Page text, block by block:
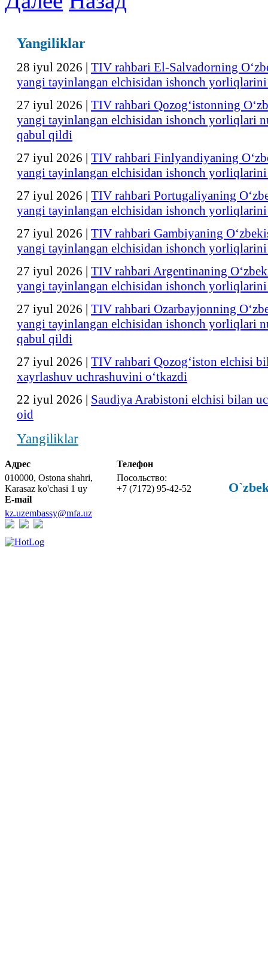
Yangiliklar
28 iyul 2026 | TIV rahbari El-Salvadorning
yangi tayinlangan elchisidan ishonch
27 iyul 2026 | TIV rahbari Qozogʻistonning
yangi tayinlangan elchisidan ishonch yorliqlari
qabul qildi
27 iyul 2026 | TIV rahbari Finlyandiyaning
yangi tayinlangan elchisidan ishonch
27 iyul 2026 | TIV rahbari Portugaliyaning
yangi tayinlangan elchisidan ishonch
27 iyul 2026 | TIV rahbari Gambiyaning
yangi tayinlangan elchisidan ishonch
27 iyul 2026 | TIV rahbari Argentinaning
yangi tayinlangan elchisidan ishonch
27 iyul 2026 | TIV rahbari Ozarbayjonning
yangi tayinlangan elchisidan ishonch yorliqlari
qabul qildi
27 iyul 2026 | TIV rahbari Qozog‘iston elchisi
xayrlashuv uchrashuvini o‘tkazdi
22 iyul 2026 | Saudiya Arabistoni elchisi bilan
oid
Yangiliklar
Адрес
010000, Ostona shahri,
Karasaz ko'chasi 1 uy
Телефон
Посольство:
+7 (7172) 95-42-52
E-mail
kz.uzembassy@mfa.uz